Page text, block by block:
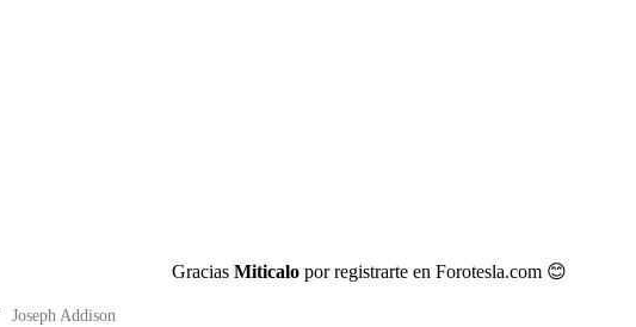
Gracias Miticalopor registrarte en Forotesla.com 😊
Joseph Addison